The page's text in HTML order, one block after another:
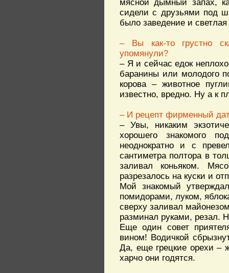
мясной дымный запах,
сидели с друзьями под
было заведение и
– Вы как-то грустно
упомянули?
– Я и сейчас едок
баранины или молодого
корова – животное
известно, вредно. Ну а к
– И рецепт фирменный
– Увы, никаким
хорошего знакомого
неоднократно и с
сантиметра полтора в
заливал коньяком.
разрезалось на куски и
Мой знакомый
помидорами, луком,
сверху заливал
разминал руками, резал.
Еще один совет
вином! Водичкой
Да, еще грецкие орехи –
харчо они годятся.